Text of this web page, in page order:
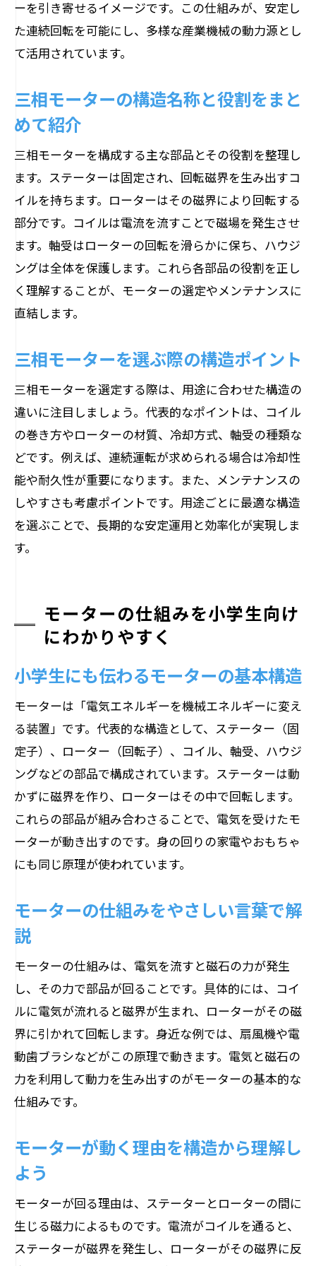
ーを引き寄せるイメージです。この仕組みが、安定し
た連続回転を可能にし、多様な産業機械の動力源とし
て活用されています。
三相モーターの構造名称と役割をまと
めて紹介
三相モーターを構成する主な部品とその役割を整理し
ます。ステーターは固定され、回転磁界を生み出すコ
イルを持ちます。ローターはその磁界により回転する
部分です。コイルは電流を流すことで磁場を発生させ
ます。軸受はローターの回転を滑らかに保ち、ハウジ
ングは全体を保護します。これら各部品の役割を正し
く理解することが、モーターの選定やメンテナンスに
直結します。
三相モーターを選ぶ際の構造ポイント
三相モーターを選定する際は、用途に合わせた構造の
違いに注目しましょう。代表的なポイントは、コイル
の巻き方やローターの材質、冷却方式、軸受の種類な
どです。例えば、連続運転が求められる場合は冷却性
能や耐久性が重要になります。また、メンテナンスの
しやすさも考慮ポイントです。用途ごとに最適な構造
を選ぶことで、長期的な安定運用と効率化が実現しま
す。
モーターの仕組みを小学生向け
にわかりやすく
小学生にも伝わるモーターの基本構造
モーターは「電気エネルギーを機械エネルギーに変え
る装置」です。代表的な構造として、ステーター（固
定子）、ローター（回転子）、コイル、軸受、ハウジ
ングなどの部品で構成されています。ステーターは動
かずに磁界を作り、ローターはその中で回転します。
これらの部品が組み合わさることで、電気を受けたモ
ーターが動き出すのです。身の回りの家電やおもちゃ
にも同じ原理が使われています。
モーターの仕組みをやさしい言葉で解
説
モーターの仕組みは、電気を流すと磁石の力が発生
し、その力で部品が回ることです。具体的には、コイ
ルに電気が流れると磁界が生まれ、ローターがその磁
界に引かれて回転します。身近な例では、扇風機や電
動歯ブラシなどがこの原理で動きます。電気と磁石の
力を利用して動力を生み出すのがモーターの基本的な
仕組みです。
モーターが動く理由を構造から理解し
よう
モーターが回る理由は、ステーターとローターの間に
生じる磁力によるものです。電流がコイルを通ると、
ステーターが磁界を発生し、ローターがその磁界に反